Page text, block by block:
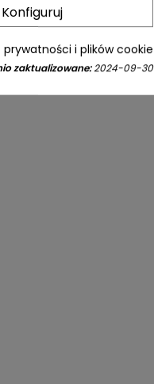
Konfiguruj
prywatności i plików cookie
zaktualizowane:2024-09-30